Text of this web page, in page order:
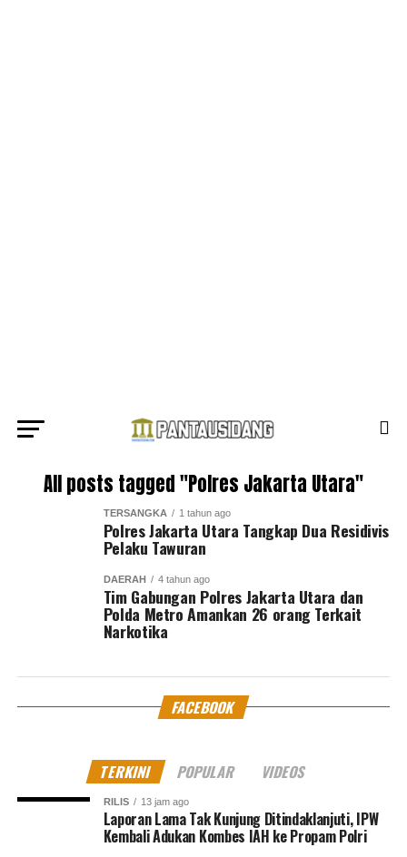
All posts tagged "Polres Jakarta Utara"
TERSANGKA 1 tahun ago
Polres Jakarta Utara Tangkap Dua Residivis
Pelaku Tawuran
DAERAH 4 tahun ago
Tim Gabungan Polres Jakarta Utara dan
Polda Metro Amankan 26 orang Terkait
Narkotika
FACEBOOK
TERKINI POPULAR VIDEOS
RILIS 13 jam ago
Laporan Lama Tak Kunjung Ditindaklanjuti, IPW
Kembali Adukan Kombes IAH ke Propam Polri